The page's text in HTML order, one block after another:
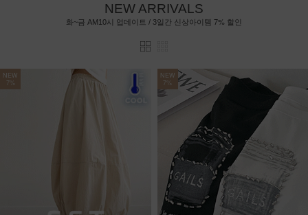
NEW ARRIVALS
화~금 AM10시 업데이트 / 3일간 신상아이템 7% 할인
NEW
7%
NEW
7%